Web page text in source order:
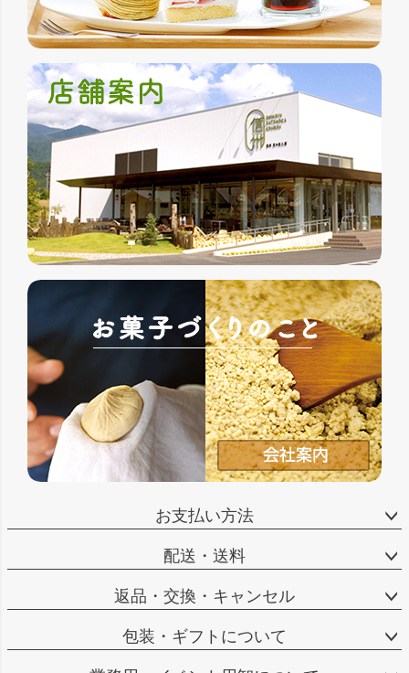
お支払い方法
配送・送料
返品・交換・キャンセル
包装・ギフトについて